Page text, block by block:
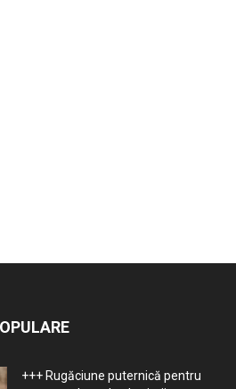
+++ Rugăciune puternică pentru